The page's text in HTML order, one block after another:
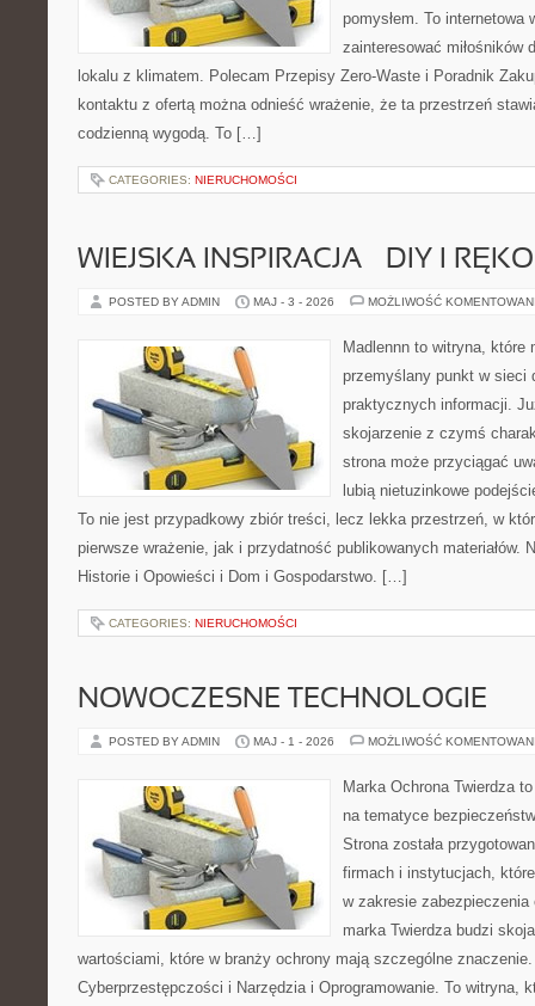
pomysłem. To internetowa
zainteresować miłośników
lokalu z klimatem. Polecam Przepisy Zero-Waste i Poradnik
kontaktu z ofertą można odnieść wrażenie, że ta przestrzeń
codzienną wygodą. To […]
CATEGORIES: NIERUCHOMOŚCI
WIEJSKA INSPIRACJA – DIY I
POSTED BY ADMIN MAJ - 3 - 2026 MOŻLIWOŚĆ
Madlennn to witryna, które
przemyślany punkt w sieci
praktycznych informacji.
skojarzenie z czymś
strona może przyciągać
lubią nietuzinkowe
To nie jest przypadkowy zbiór treści, lecz lekka przestrzeń, w
pierwsze wrażenie, jak i przydatność publikowanych materiałów.
Historie i Opowieści i Dom i Gospodarstwo. […]
CATEGORIES: NIERUCHOMOŚCI
NOWOCZESNE TECHNOLOGIE
POSTED BY ADMIN MAJ - 1 - 2026 MOŻLIWOŚĆ
Marka Ochrona Twierdza
na tematyce
Strona została
firmach i instytucjach,
w zakresie
marka Twierdza budzi
wartościami, które w branży ochrony mają szczególne
Cyberprzestępczości i Narzędzia i Oprogramowanie. To witryna,